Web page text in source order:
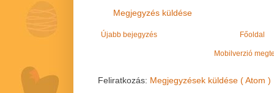
Megjegyzés küldése
Újabb bejegyzés Főoldal
Mobilverzió
Feliratkozás: Megjegyzések küldése ( Atom )